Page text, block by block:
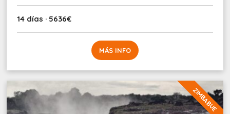
14 días · 5636€
MÁS INFO
ZIMBABUE